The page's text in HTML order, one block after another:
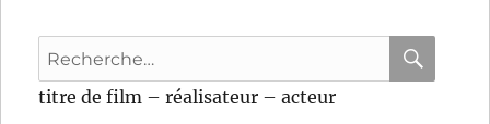
Recherche
pour
:
titre de film – réalisateur – acteur